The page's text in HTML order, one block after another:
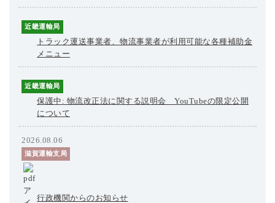
近畿運輸局
トラック運送事業者、物流事業者が利用可能な各種補助金
メニュー
近畿運輸局
保護中: 物流改正法に関する説明会 YouTubeの限定公開
について
2026.08.06
滋賀運輸支局
行政機関からのお知らせ